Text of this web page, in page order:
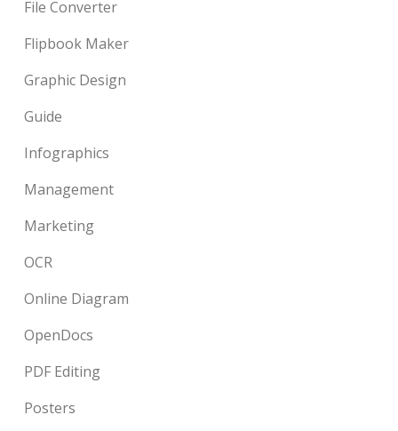
File Converter
Flipbook Maker
Graphic Design
Guide
Infographics
Management
Marketing
OCR
Online Diagram
OpenDocs
PDF Editing
Posters